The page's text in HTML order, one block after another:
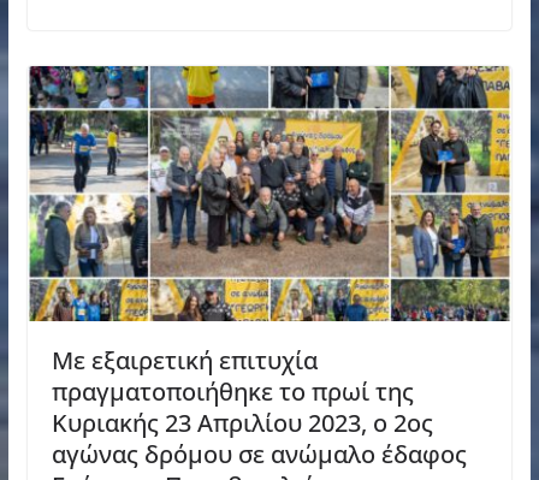
Με εξαιρετική επιτυχία
πραγματοποιήθηκε το πρωί της
Κυριακής 23 Απριλίου 2023, ο 2ος
αγώνας δρόμου σε ανώμαλο έδαφος